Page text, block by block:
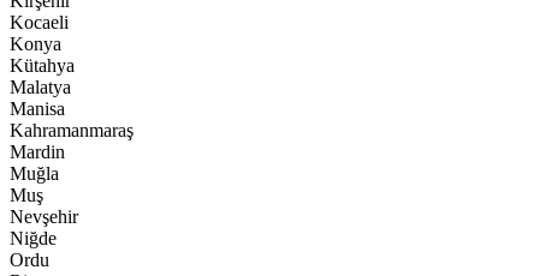
Kocaeli
Konya
Kütahya
Malatya
Manisa
Kahramanmaraş
Mardin
Muğla
Muş
Nevşehir
Niğde
Ordu